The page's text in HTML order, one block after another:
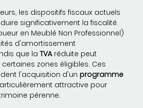
les dispositifs fiscaux actuels
significativement la fiscalité.
en Meublé Non Professionnel)
d'amortissement
que la TVAréduite peut
zones éligibles. Ces
l'acquisition d'un programme
attractive pour
pérenne.